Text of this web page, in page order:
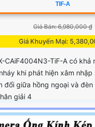
TIF-A
Giá Bán: 6,980,000 ₫
Giá Khuyến Mại:
CAiF4004N3-TiF-A có khả
khi phát hiện xâm
đổi giữa hồng ngoại và
giải 4